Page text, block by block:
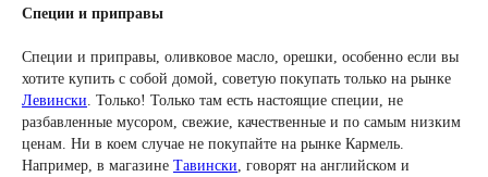
Специи и приправы
Специи и приправы, оливковое масло, орешки, особенно если вы
хотите купить с собой домой, советую покупать только на рынке
Левински . Только! Только там есть настоящие специи, не
разбавленные мусором, свежие, качественные и по самым низким
ценам. Ни в коем случае не покупайте на рынке Кармель.
Например, в магазине Тавински , говорят на английском и